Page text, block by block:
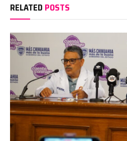
RELATED POSTS